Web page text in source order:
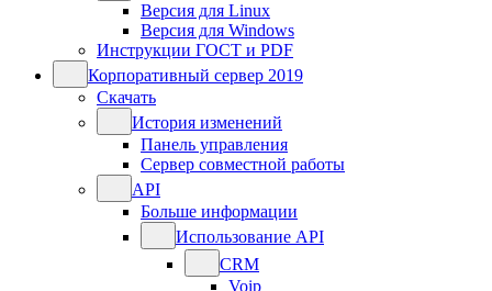
Версия для Linux
Версия для Windows
Инструкции ГОСТ и PDF
Корпоративный сервер 2019
Скачать
История изменений
Панель управления
Сервер совместной работы
API
Больше информации
Использование API
CRM
Voip